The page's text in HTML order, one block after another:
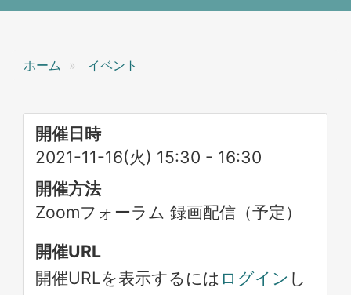
ホーム イベント
開催日時
2021-11-16(火) 15:30 - 16:30
開催方法
Zoomフォーラム 録画配信（予定）
開催URL
開催URLを表示するには ログイン し